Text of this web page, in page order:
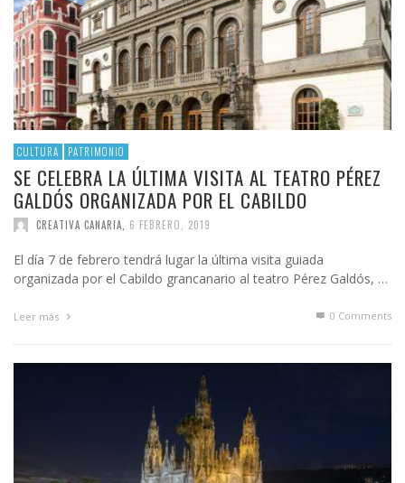
CULTURA PATRIMONIO
SE CELEBRA LA ÚLTIMA VISITA AL TEATRO PÉREZ
GALDÓS ORGANIZADA POR EL CABILDO
CREATIVA CANARIA 6 FEBRERO, 2019
El día 7 de febrero tendrá lugar la última visita guiada
organizada por el Cabildo grancanario al teatro Pérez Galdós, …
Leer más 0 Comments